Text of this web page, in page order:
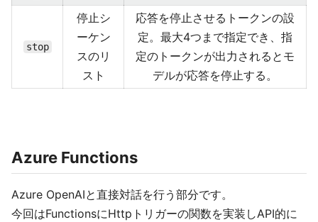
stop
停止シ
ーケン
スのリ
スト
応答を停止させるトークンの設
定。最大4つまで指定でき、指
定のトークンが出力されるとモ
デルが応答を停止する。
Azure Functions
Azure OpenAIと直接対話を行う部分です。
今回はFunctionsにHttpトリガーの関数を実装しAPI的に